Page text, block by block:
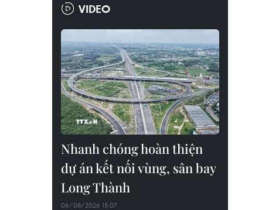
VIDEO
Nhanh chóng hoàn thiện
dự án kết nối vùng, sân bay
Long Thành
06/08/2026 15:07